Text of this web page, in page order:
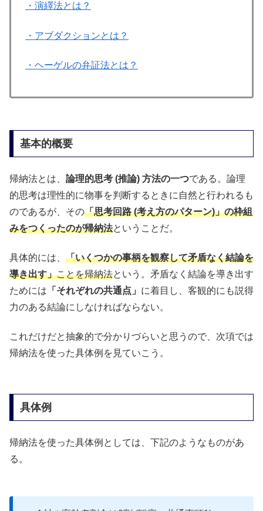
・演繹法とは？
・アブダクションとは？
・ヘーゲルの弁証法とは？
基本的概要
帰納法とは、 論理的思考 (推論) 方法の一つである。論理
的思考は理性的に物事を判断するときに自然と行われるも
のであるが、その「思考回路 (考え方のパターン)」の枠組
みをつくったのが帰納法ということだ。
具体的には、 「いくつかの事柄を観察して矛盾なく結論を
導き出す」ことを帰納法という。矛盾なく結論を導き出す
ためには 「それぞれの共通点」 に着目し、客観的にも説得
力のある結論にしなければならない。
これだけだと抽象的で分かりづらいと思うので、次項では
帰納法を使った具体例を見ていこう。
具体例
帰納法を使った具体例としては、下記のようなものがあ
る。